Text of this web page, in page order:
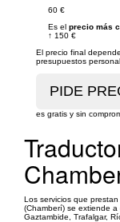
60 €
Es el precio más
↑ 150 €
El precio final
presupuestos
es gratis y sin
Los servicios que
(Chamberí) se extiende a
Gaztambide, Trafalgar,